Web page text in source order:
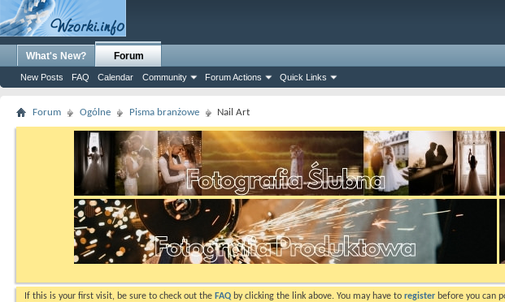
What's New? Forum
New Posts FAQ Calendar Community Forum Actions Quick Links
Forum Ogólne Pisma branżowe Nail Art
If this is your first visit, be sure to check out the FAQ by clicking the link above. You may have to register before you can